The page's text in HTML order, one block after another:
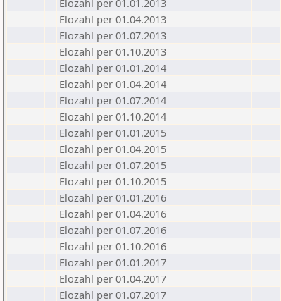
Elozahl per 01.01.2013
Elozahl per 01.04.2013
Elozahl per 01.07.2013
Elozahl per 01.10.2013
Elozahl per 01.01.2014
Elozahl per 01.04.2014
Elozahl per 01.07.2014
Elozahl per 01.10.2014
Elozahl per 01.01.2015
Elozahl per 01.04.2015
Elozahl per 01.07.2015
Elozahl per 01.10.2015
Elozahl per 01.01.2016
Elozahl per 01.04.2016
Elozahl per 01.07.2016
Elozahl per 01.10.2016
Elozahl per 01.01.2017
Elozahl per 01.04.2017
Elozahl per 01.07.2017